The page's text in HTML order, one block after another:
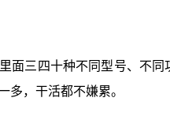
面三四十种不同型号、不
，干活都不嫌累。